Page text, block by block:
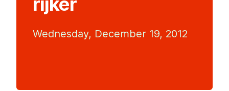
Wednesday, December 19, 2012